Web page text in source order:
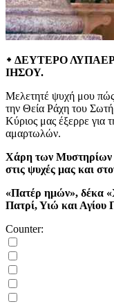
᛭ ΔΕΥΤΕΡΟ
ΙΗΣΟΥ.
Μελετητέ ψυχή μου πώς
την Θεία Ράχη του
Κύριος μας έξερρε για
αμαρτωλών.
Χάρη των Μυστηρίων
στις ψυχές μας και
«Πατέρ ημών», δέκα
Πατρί, Υιώ και Αγίου
Counter: